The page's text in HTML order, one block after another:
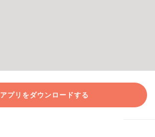
アプリをダウンロードする